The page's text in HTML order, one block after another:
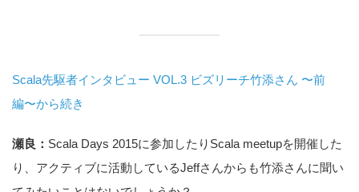
Scala先駆者インタビュー VOL.3 ビズリーチ竹添さん 〜前
編〜から続き
瀬良： Scala Days 2015に参加したりScala meetupを開催した
り、アクティブに活動しているJeffさんからも竹添さんに聞い